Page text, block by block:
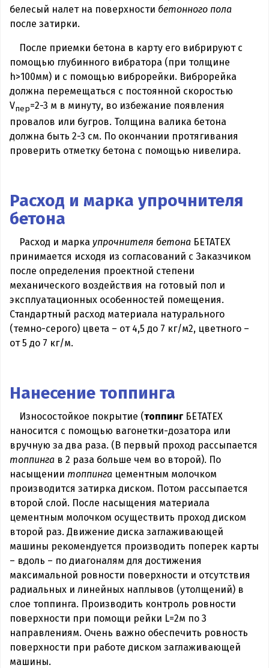
белесый налет на поверхности бетонного пола
после затирки.
После приемки бетона в карту его вибрируют с
помощью глубинного вибратора (при толщине
h>100мм) и с помощью виброрейки. Виброрейка
должна перемещаться с постоянной скоростью
Vпер=2-3 м в минуту, во избежание появления
провалов или бугров. Толщина валика бетона
должна быть 2-3 см. По окончании протягивания
проверить отметку бетона с помощью нивелира.
Расход и марка упрочнителя
бетона
Расход и марка упрочнителя бетона БЕТАТЕХ
принимается исходя из согласований с Заказчиком
после определения проектной степени
механического воздействия на готовый пол и
эксплуатационных особенностей помещения.
Стандартный расход материала натурального
(темно-серого) цвета – от 4,5 до 7 кг/м2, цветного –
от 5 до 7 кг/м.
Нанесение топпинга
Износостойкое покрытие (топпинг БЕТАТЕХ
наносится с помощью вагонетки-дозатора или
вручную за два раза. (В первый проход рассыпается
топпинга в 2 раза больше чем во второй). По
насыщении топпинга цементным молочком
производится затирка диском. Потом рассыпается
второй слой. После насыщения материала
цементным молочком осуществить проход диском
второй раз. Движение диска заглаживающей
машины рекомендуется производить поперек карты
– вдоль – по диагоналям для достижения
максимальной ровности поверхности и отсутствия
радиальных и линейных наплывов (утолщений) в
слое топпинга. Производить контроль ровности
поверхности при помощи рейки L=2м по 3
направлениям. Очень важно обеспечить ровность
поверхности при работе диском заглаживающей
машины.